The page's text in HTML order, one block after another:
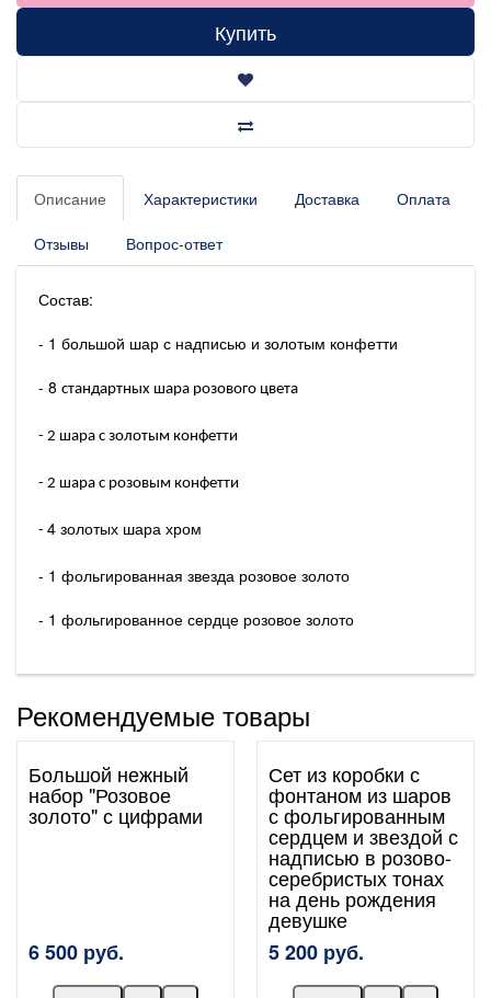
Купить
Описание Характеристики Доставка Оплата
Отзывы Вопрос-ответ
Состав:
- 1 большой шар с надписью и золотым конфетти
- 8 стандартных шара розового цвета
- 2 шара с золотым конфетти
- 2 шара с розовым конфетти
- 4 золотых шара хром
- 1 фольгированная звезда розовое золото
- 1 фольгированное сердце розовое золото
Рекомендуемые товары
Большой нежный
набор "Розовое
золото" с цифрами
6 500 руб.
Сет из коробки с
фонтаном из шаров
с фольгированным
сердцем и звездой с
надписью в розово-
серебристых тонах
на день рождения
девушке
5 200 руб.